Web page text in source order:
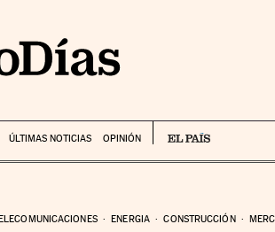
ÚLTIMAS NOTICIAS OPINIÓN
ENERGIA CONSTRUCCIÓN